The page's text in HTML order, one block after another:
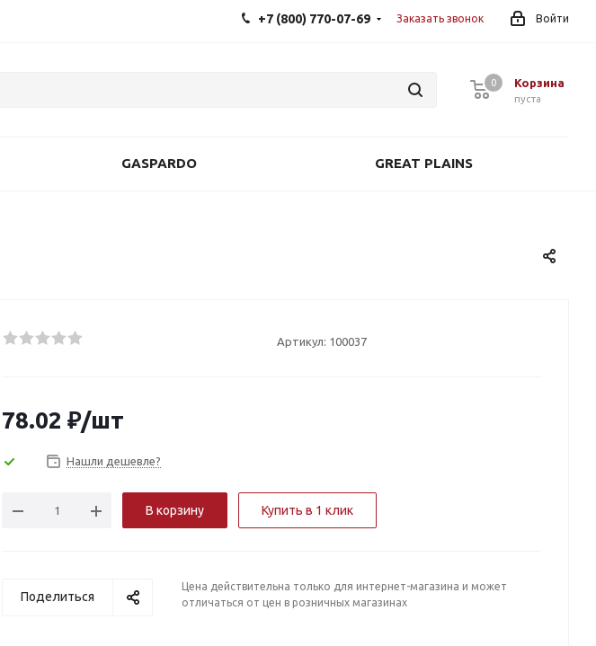
Войти
+7 (800) 770-07-69 Заказать звонок
Корзина
0
пуста
0
GASPARDO GREAT PLAINS
Артикул: 100037
78.02 ₽/шт
Нашли дешевле?
В корзину Купить в 1 клик
Поделиться
Цена действительна только для интернет-магазина и может
отличаться от цен в розничных магазинах